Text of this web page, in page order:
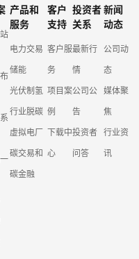
产品和
服务
电力交易
储能
光伏制氢
行业脱碳
虚拟电厂
碳交易和
碳金融
客户
支持
客户服
务
项目案
例
下载中
心
投资者
关系
最新行
情
公司公
告
投资者
问答
新闻
动态
公司动
态
媒体聚
焦
行业资
讯